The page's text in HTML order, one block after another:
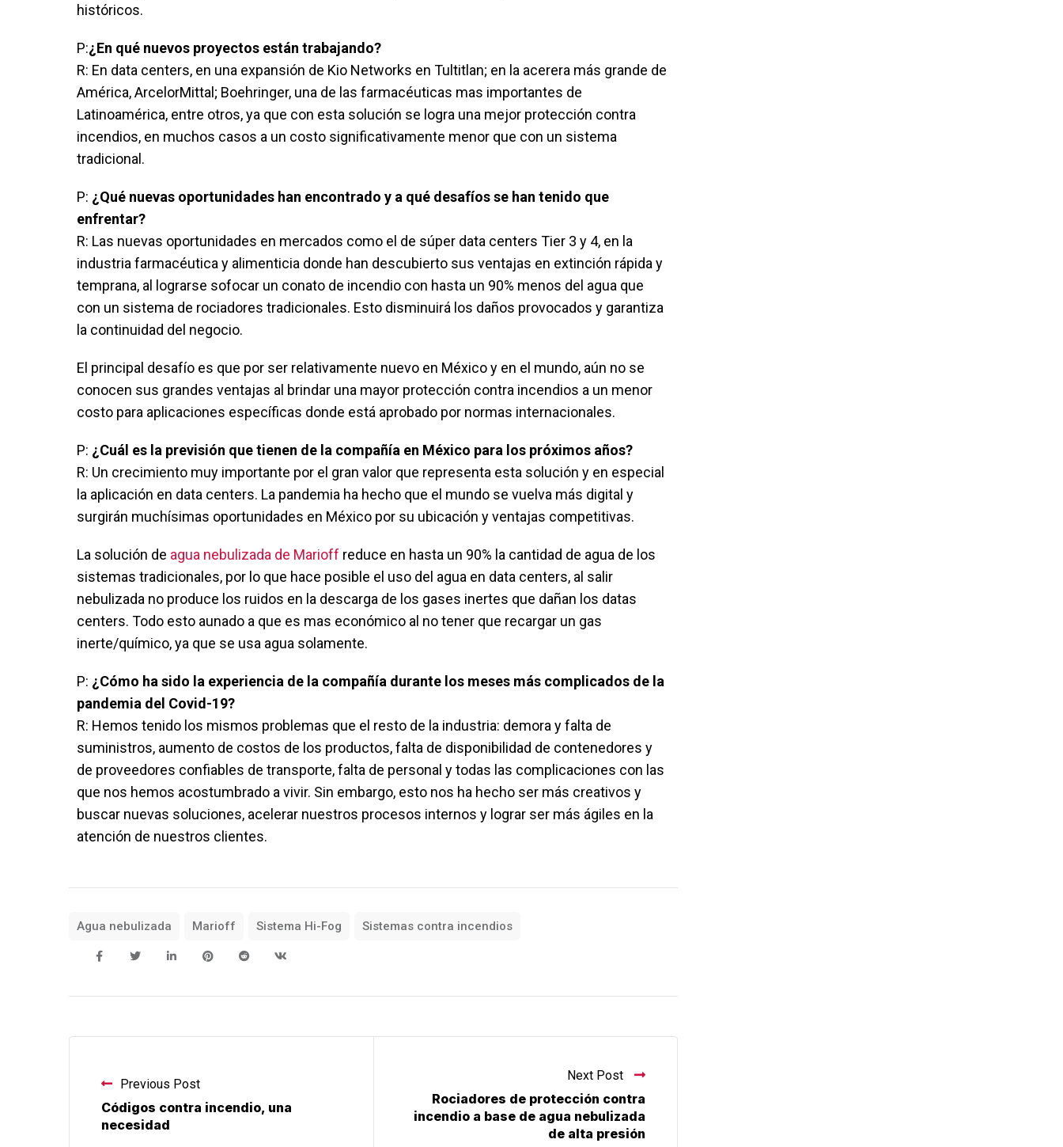
históricos.
P:¿En qué nuevos proyectos están trabajando?
R: En data centers, en una expansión de Kio Networks en Tultitlan; en la acerera más grande de
América, ArcelorMittal; Boehringer, una de las farmacéuticas mas importantes de
Latinoamérica, entre otros, ya que con esta solución se logra una mejor protección contra
incendios, en muchos casos a un costo significativamente menor que con un sistema
tradicional.
P: ¿Qué nuevas oportunidades han encontrado y a qué desafíos se han tenido que
enfrentar?
R: Las nuevas oportunidades en mercados como el de súper data centers Tier 3 y 4, en la
industria farmacéutica y alimenticia donde han descubierto sus ventajas en extinción rápida y
temprana, al lograrse sofocar un conato de incendio con hasta un 90% menos del agua que
con un sistema de rociadores tradicionales. Esto disminuirá los daños provocados y garantiza
la continuidad del negocio.
El principal desafío es que por ser relativamente nuevo en México y en el mundo, aún no se
conocen sus grandes ventajas al brindar una mayor protección contra incendios a un menor
costo para aplicaciones específicas donde está aprobado por normas internacionales.
P: ¿Cuál es la previsión que tienen de la compañía en México para los próximos años?
R: Un crecimiento muy importante por el gran valor que representa esta solución y en especial
la aplicación en data centers. La pandemia ha hecho que el mundo se vuelva más digital y
surgirán muchísimas oportunidades en México por su ubicación y ventajas competitivas.
La solución de agua nebulizada de Marioff reduce en hasta un 90% la cantidad de agua de los
sistemas tradicionales, por lo que hace posible el uso del agua en data centers, al salir
nebulizada no produce los ruidos en la descarga de los gases inertes que dañan los datas
centers. Todo esto aunado a que es mas económico al no tener que recargar un gas
inerte/químico, ya que se usa agua solamente.
P: ¿Cómo ha sido la experiencia de la compañía durante los meses más complicados de la
pandemia del Covid-19?
R: Hemos tenido los mismos problemas que el resto de la industria: demora y falta de
suministros, aumento de costos de los productos, falta de disponibilidad de contenedores y
de proveedores confiables de transporte, falta de personal y todas las complicaciones con las
que nos hemos acostumbrado a vivir. Sin embargo, esto nos ha hecho ser más creativos y
buscar nuevas soluciones, acelerar nuestros procesos internos y lograr ser más ágiles en la
atención de nuestros clientes.
Agua nebulizada Marioff Sistema Hi-Fog Sistemas contra incendios
Previous Post
Códigos contra incendio, una
necesidad
Next Post
Rociadores de protección contra
incendio a base de agua nebulizada
de alta presión